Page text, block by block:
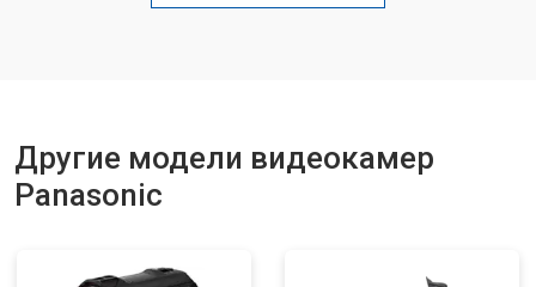
Другие модели видеокамер
Panasonic